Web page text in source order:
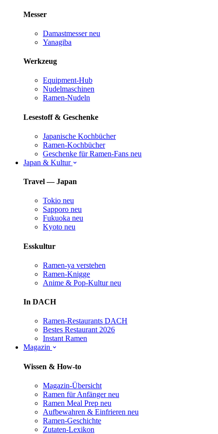
Messer
Damastmesser neu
Yanagiba
Werkzeug
Equipment-Hub
Nudelmaschinen
Ramen-Nudeln
Lesestoff & Geschenke
Japanische Kochbücher
Ramen-Kochbücher
Geschenke für Ramen-Fans neu
Japan & Kultur
Travel — Japan
Tokio neu
Sapporo neu
Fukuoka neu
Kyoto neu
Esskultur
Ramen-ya verstehen
Ramen-Knigge
Anime & Pop-Kultur neu
In DACH
Ramen-Restaurants DACH
Bestes Restaurant 2026
Instant Ramen
Magazin
Wissen & How-to
Magazin-Übersicht
Ramen für Anfänger neu
Ramen Meal Prep neu
Aufbewahren & Einfrieren neu
Ramen-Geschichte
Zutaten-Lexikon